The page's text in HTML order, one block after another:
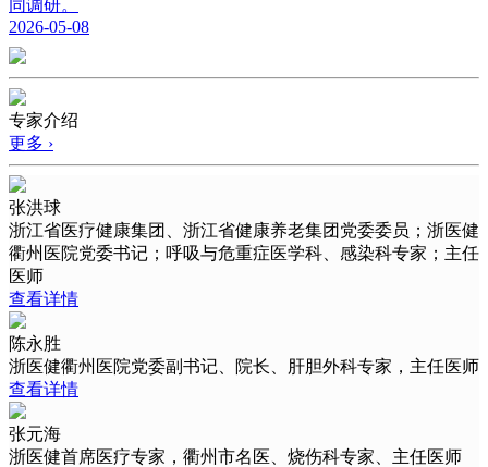
同调研。
2026-05-08
专家介绍
更多 ›
张洪球
浙江省医疗健康集团、浙江省健康养老集团党委委员；浙医健
衢州医院党委书记；呼吸与危重症医学科、感染科专家；主任
医师
查看详情
陈永胜
浙医健衢州医院党委副书记、院长、肝胆外科专家，主任医师
查看详情
张元海
浙医健首席医疗专家，衢州市名医、烧伤科专家、主任医师